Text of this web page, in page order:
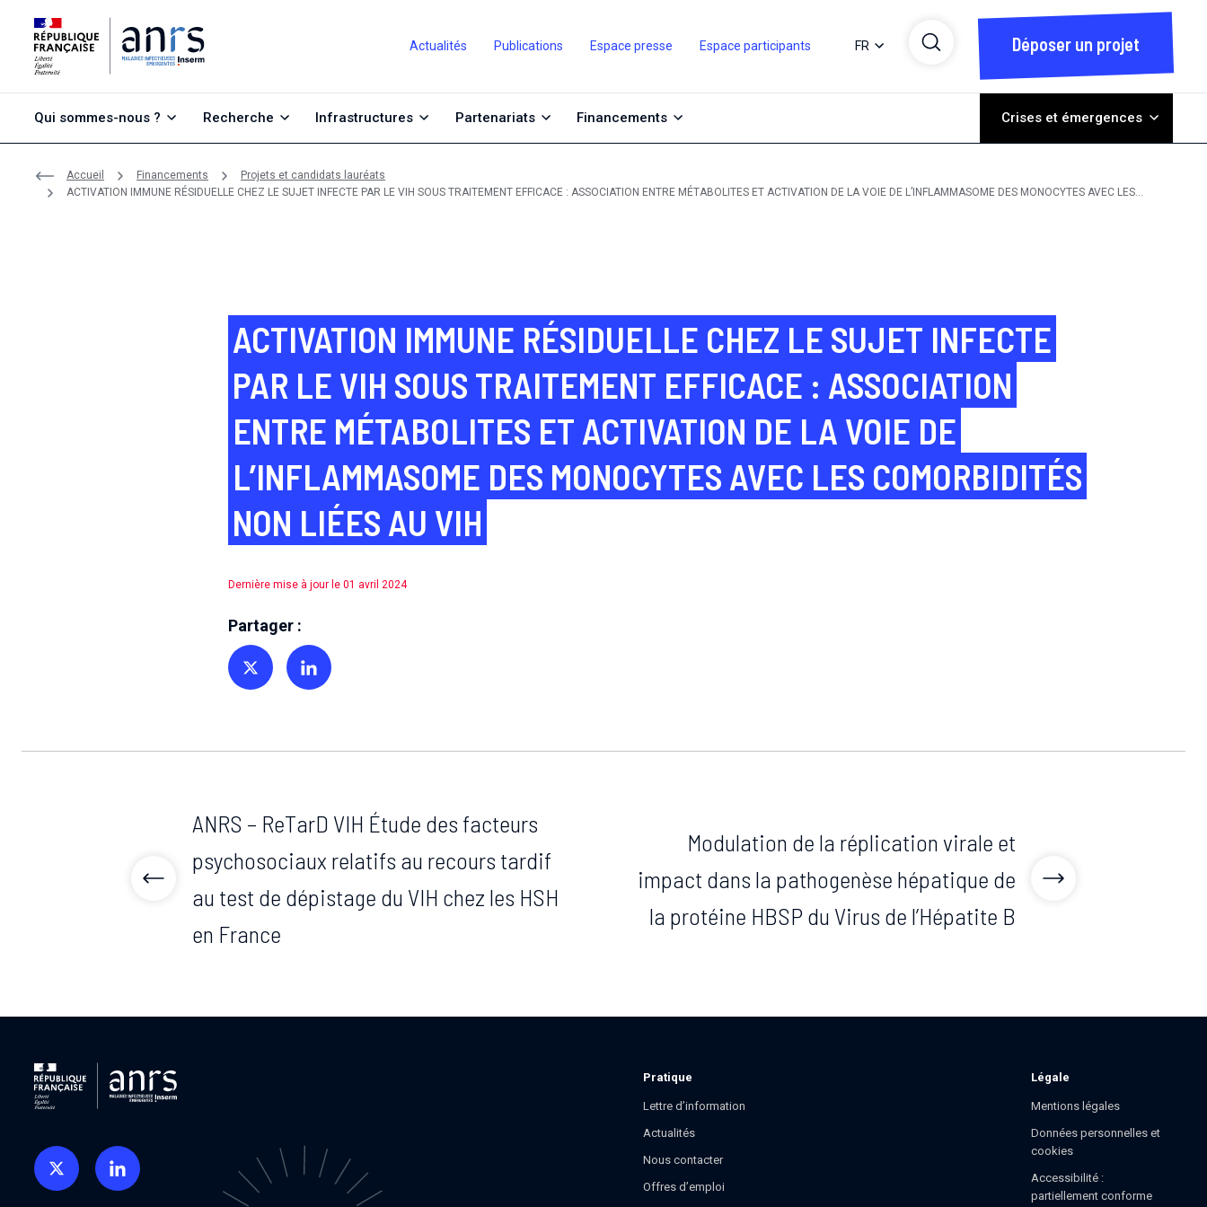
Actualités Publications Espace presse Espace participants FR Déposer un projet
Qui sommes-nous ? Recherche Infrastructures Partenariats Financements Crises et émergences
Accueil Financements
Projets et candidats lauréats
ACTIVATION IMMUNE RÉSIDUELLE CHEZ LE SUJET INFECTE PAR LE VIH SOUS TRAITEMENT EFFICACE : ASSOCIATION ENTRE MÉTABOLITES ET ACTIVATION DE LA VOIE DE L’INFLAMMASOME DES MONOCYTES AVEC LES
ACTIVATION IMMUNE RÉSIDUELLE CHEZ LE SUJET INFECTE
PAR LE VIH SOUS TRAITEMENT EFFICACE : ASSOCIATION
ENTRE MÉTABOLITES ET ACTIVATION DE LA VOIE DE
L’INFLAMMASOME DES MONOCYTES AVEC LES COMORBIDITÉS
NON LIÉES AU VIH
Dernière mise à jour le 01 avril 2024
Partager :
Partager sur TwitterPartager sur Linkedin
ANRS – ReTarD VIH Étude des facteurs
psychosociaux relatifs au recours tardif
au test de dépistage du VIH chez les HSH
en France
Modulation de la réplication virale et
impact dans la pathogenèse hépatique de
la protéine HBSP du Virus de l’Hépatite B
Pratique
Lettre d’information
Actualités
Nous contacter
Offres d’emploi
Légale
Mentions légales
Données personnelles et
cookies
Accessibilité :
partiellement conforme